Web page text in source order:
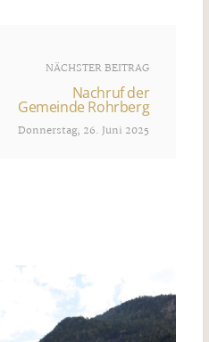
NÄCHSTER BEITRAG
Nachruf der
Gemeinde Rohrberg
Donnerstag, 26. Juni 2025